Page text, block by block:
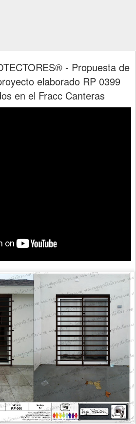
- Propuesta de
elaborado RP 0399
en el Fracc Canteras